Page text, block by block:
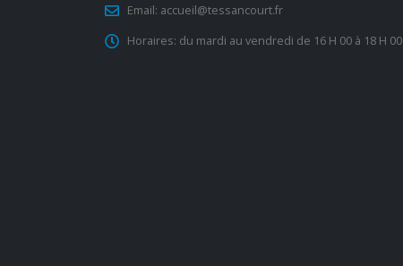
Email: accueil@tessancourt.fr
Horaires: du mardi au vendredi de 16 H 00 à 18 H 00